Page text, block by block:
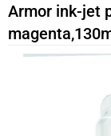
Armor ink-jet